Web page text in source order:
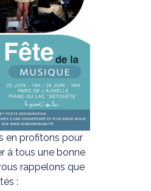
en profitons pour
à tous une bonne
rappelons que
: